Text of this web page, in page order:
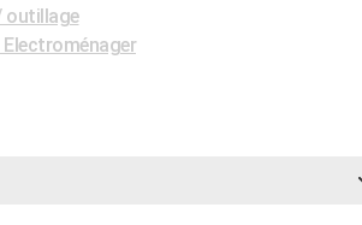
outillage